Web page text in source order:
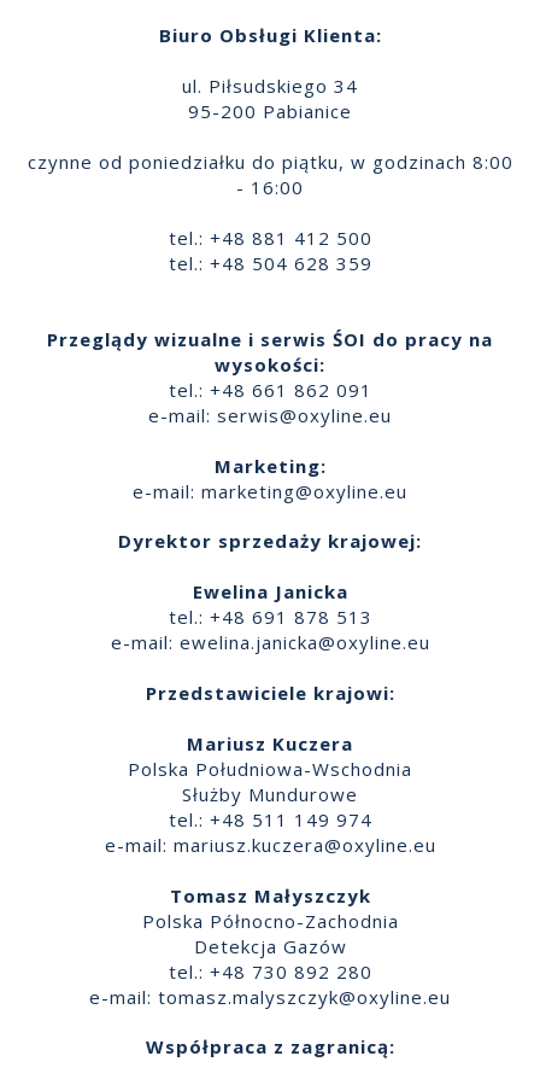
Biuro Obsługi Klienta:
ul. Piłsudskiego 34
95-200 Pabianice
czynne od poniedziałku do piątku, w godzinach 8:00
- 16:00
tel.: +48 881 412 500
tel.: +48 504 628 359
Przeglądy wizualne i serwis ŚOI do pracy na
wysokości:
tel.: +48 661 862 091
e-mail: serwis@oxyline.eu
Marketing:
e-mail: marketing@oxyline.eu
Dyrektor sprzedaży krajowej:
Ewelina Janicka
tel.: +48 691 878 513
e-mail: ewelina.janicka@oxyline.eu
Przedstawiciele krajowi:
Mariusz Kuczera
Polska Południowa-Wschodnia
Służby Mundurowe
tel.: +48 511 149 974
e-mail: mariusz.kuczera@oxyline.eu
Tomasz Małyszczyk
Polska Północno-Zachodnia
Detekcja Gazów
tel.: +48 730 892 280
e-mail: tomasz.malyszczyk@oxyline.eu
Współpraca z zagranicą: